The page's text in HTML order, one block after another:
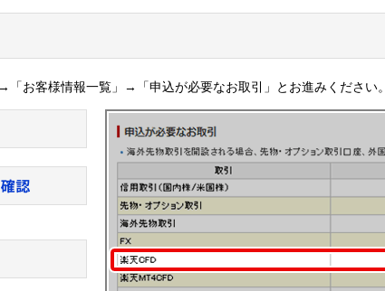
「お客様情報一覧」→「申込が必要なお取引」とお進みください